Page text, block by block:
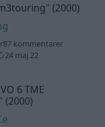
(2000)
87 kommentarer
24 maj 22
6 TME
(2000)